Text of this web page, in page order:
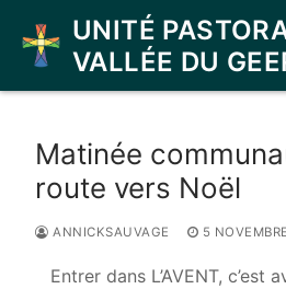
contenu
UNITÉ
VALLÉE DU
Matinée
route vers Noël
ANNICKSAUVAGE 5
Entrer dans L’AVENT, c’est